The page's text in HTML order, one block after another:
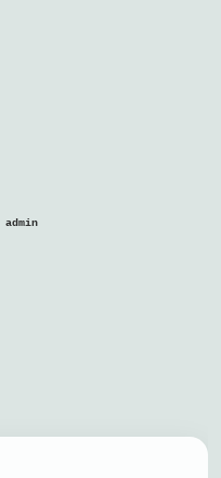
admin